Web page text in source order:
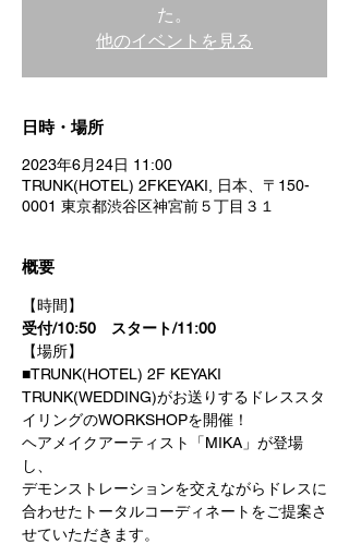
た。
他のイベントを見る
日時・場所
2023年6月24日 11:00
TRUNK(HOTEL) 2FKEYAKI, 日本、〒150-
0001 東京都渋谷区神宮前５丁目３１
概要
【時間】
受付/10:50　スタート/11:00
【場所】
■TRUNK(HOTEL) 2F KEYAKI
TRUNK(WEDDING)がお送りするドレススタ
イリングのWORKSHOPを開催！
ヘアメイクアーティスト「MIKA」が登場
し、
デモンストレーションを交えながらドレスに
合わせたトータルコーディネートをご提案さ
せていただきます。